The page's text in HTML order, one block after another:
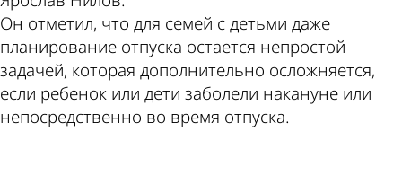
Он отметил, что для семей с детьми даже
планирование отпуска остается непростой
задачей, которая дополнительно осложняется,
если ребенок или дети заболели накануне или
непосредственно во время отпуска.